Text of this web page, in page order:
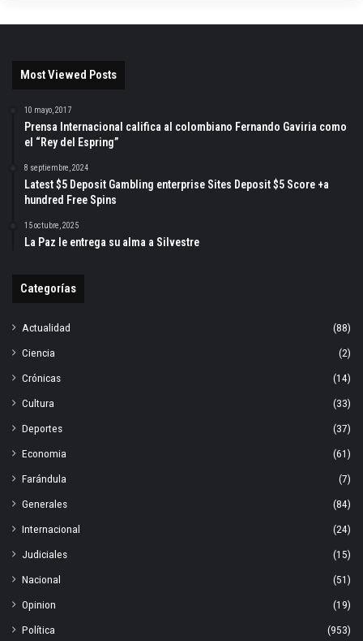
Most Viewed Posts
10 mayo, 2017
Prensa Internacional califica al colombiano Fernando Gaviria como
el “Rey del Espring”
8 septiembre, 2024
Latest $5 Deposit Gambling enterprise Sites Deposit $5 Score +a
hundred Free Spins
15 octubre, 2025
La Paz le entrega su alma a Silvestre
Categorías
Actualidad
(88)
Ciencia
(2)
Crónicas
(14)
Cultura
(33)
Deportes
(37)
Economia
(61)
Farándula
(7)
Generales
(84)
Internacional
(24)
Judiciales
(15)
Nacional
(51)
Opinion
(19)
Política
(953)